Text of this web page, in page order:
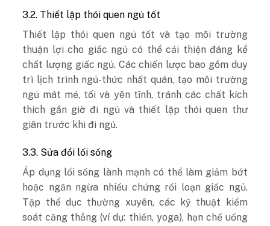
3.2. Thiết lập thói quen ngủ tốt
Thiết lập thói quen ngủ tốt và tạo môi trường
thuận lợi cho giấc ngủ có thể cải thiện đáng kể
chất lượng giấc ngủ. Các chiến lược bao gồm duy
trì lịch trình ngủ-thức nhất quán, tạo môi trường
ngủ mát mẻ, tối và yên tĩnh, tránh các chất kích
thích gần giờ đi ngủ và thiết lập thói quen thư
giãn trước khi đi ngủ.
3.3. Sửa đổi lối sống
Áp dụng lối sống lành mạnh có thể làm giảm bớt
hoặc ngăn ngừa nhiều chứng rối loạn giấc ngủ.
Tập thể dục thường xuyên, các kỹ thuật kiểm
soát căng thẳng (ví dụ: thiền, yoga), hạn chế uống